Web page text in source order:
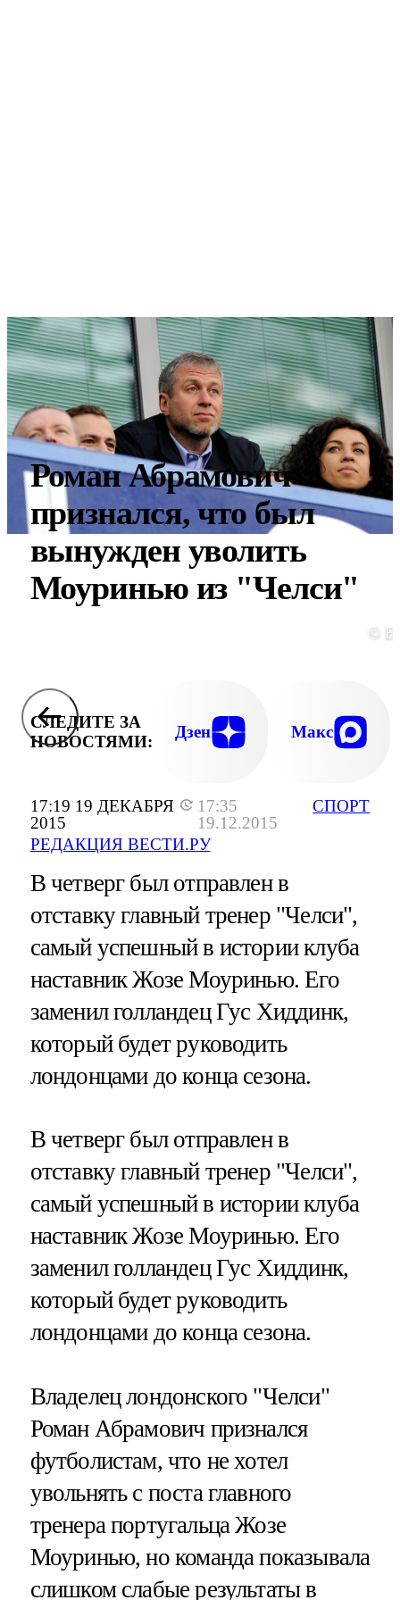
17:19 19 ДЕКАБРЯ
2015
17:35
19.12.2015
РЕДАКЦИЯ ВЕСТИ.РУ
СПОРТ
Роман Абрамович
признался, что был
вынужден уволить
Моуринью из "Челси"
©
СЛЕДИТЕ ЗА
НОВОСТЯМИ:
Дзен Макс
В четверг был отправлен в
отставку главный тренер "Челси",
самый успешный в истории клуба
наставник Жозе Моуринью. Его
заменил голландец Гус Хиддинк,
который будет руководить
лондонцами до конца сезона.
В четверг был отправлен в
отставку главный тренер "Челси",
самый успешный в истории клуба
наставник Жозе Моуринью. Его
заменил голландец Гус Хиддинк,
который будет руководить
лондонцами до конца сезона.
Владелец лондонского "Челси"
Роман Абрамович признался
футболистам, что не хотел
увольнять с поста главного
тренера португальца Жозе
Моуринью, но команда показывала
слишком слабые результаты в